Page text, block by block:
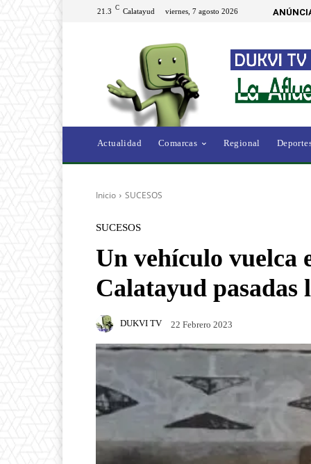
21.3 C Calatayud viernes, 7 agosto 2026
Actualidad Comarcas Regional
Inicio SUCESOS
SUCESOS
Un vehículo vuelca
Calatayud pasadas
DUKVI TV 22 Febrero 2023